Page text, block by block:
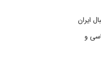
ایران
و